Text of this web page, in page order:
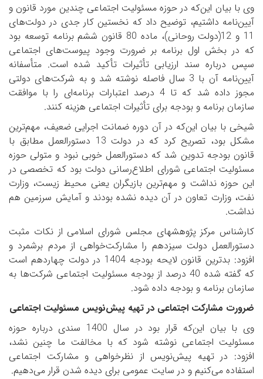
وی با بیان این‌که در حوزه مسئولیت اجتماعی چندین مورد قانون و
آیین‌نامه داشتیم، توضیح داد که نخستین کار جدی در دولت‌های
11 و 12(دولت روحانی)، ماده 80 قانون ششم برنامه توسعه بود
که در بخش اول برنامه بر ضرورت وجود پیوست‌های اجتماعی
سپس درباره سند ارزیابی تأثیرات تأکید شده است. متأسفانه
آیین‌نامه آن با 3 سال فاصله نوشته شد و به شرکت‌های دولتی
مجوز داده شد که تا 4 درصد اعتبارات برنامه‌ای را با موافقت
سازمان برنامه و بودجه برای تأثیرات اجتماعی هزینه کنند.
شیخی با بیان این‌که در آن دوره ضمانت اجرایی ضعیف، مهم‌ترین
مشکل بود، تصریح کرد که در دولت 13 دستورالعمل مطابق با
قانون بودجه تدوین شد که دستورالعمل خوبی نبود و متولی حوزه
مسئولیت اجتماعی شورای اطلاع‌رسانی دولت بود که تخصصی در
این حوزه نداشت و مهم‌ترین بازیگران یعنی محیط زیست، وزارت
نفت، وزارت تعاون در آن دیده نشده بودند و آمایش سرزمین هم
نداشت.
کارشناس مرکز پژوهش­های مجلس شورای اسلامی از نکات مثبت
دستورالعمل دولت سیزدهم را مشارکت‌خواهی از مردم برشمرد و
افزود: بدترین قانون لایحه بودجه 1404 در دولت چهاردهم است
که گفته شده 40 درصد از بودجه مسئولیت اجتماعی شرکت‌ها به
سازمان برنامه و بودجه داده شود.
ضرورت مشارکت اجتماعی در تهیه پیش‌نویس مسئولیت اجتماعی
وی با بیان این‌که قرار بود در سال 1400 سندی درباره حوزه
مسئولیت اجتماعی نوشته شود که با مخالفت ما چنین نشد،
افزود: در تهیه پیش‌نویس از نظرخواهی و مشارکت اجتماعی
استفاده می‌کنیم و در سایت عمومی برای دیده شدن قرار می‌دهیم.